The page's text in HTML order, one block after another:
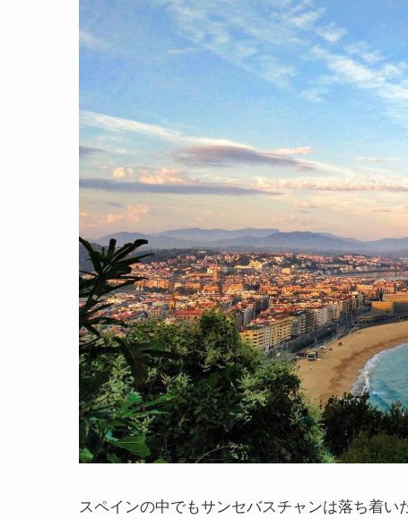
スペインの中でもサンセバスチャンは落ち着